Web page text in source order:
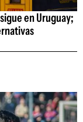
en Uruguay;